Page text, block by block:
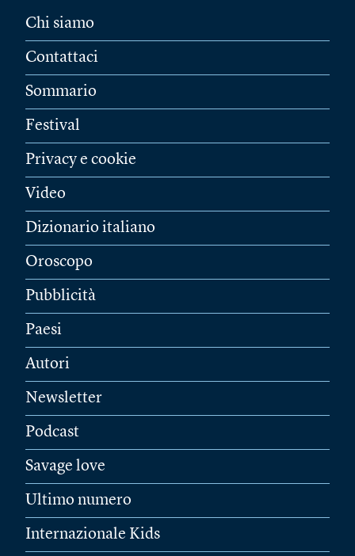
Chi siamo
Contattaci
Sommario
Festival
Privacy e cookie
Video
Dizionario italiano
Oroscopo
Pubblicità
Paesi
Autori
Newsletter
Podcast
Savage love
Ultimo numero
Internazionale Kids